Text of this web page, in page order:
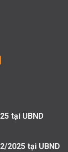
tại UBND
2025 tại UBND